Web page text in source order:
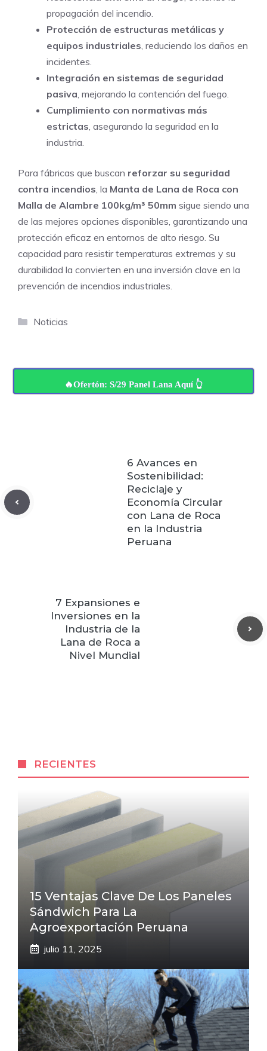
propagación del incendio.
Protección de estructuras metálicas y
equipos industriales , reduciendo los daños en
incidentes.
Integración en sistemas de seguridad
pasiva , mejorando la contención del fuego.
Cumplimiento con normativas más
estrictas , asegurando la seguridad en la
industria.
Para fábricas que buscan reforzar su seguridad
contra incendios , la Manta de Lana de Roca con
Malla de Alambre 100kg/m³ 50mm sigue siendo una
de las mejores opciones disponibles, garantizando una
protección eficaz en entornos de alto riesgo. Su
capacidad para resistir temperaturas extremas y su
durabilidad la convierten en una inversión clave en la
prevención de incendios industriales.
Categorías
Noticias
🔥Ofertón: S/29 Panel Lana Aquí 👆
6 Avances en
Sostenibilidad:
Reciclaje y
Economía Circular
con Lana de Roca
en la Industria
Peruana
7 Expansiones e
Inversiones en la
Industria de la
Lana de Roca a
Nivel Mundial
RECIENTES
15 Ventajas Clave De Los Paneles
Sándwich Para La
Agroexportación Peruana
julio 11, 2025